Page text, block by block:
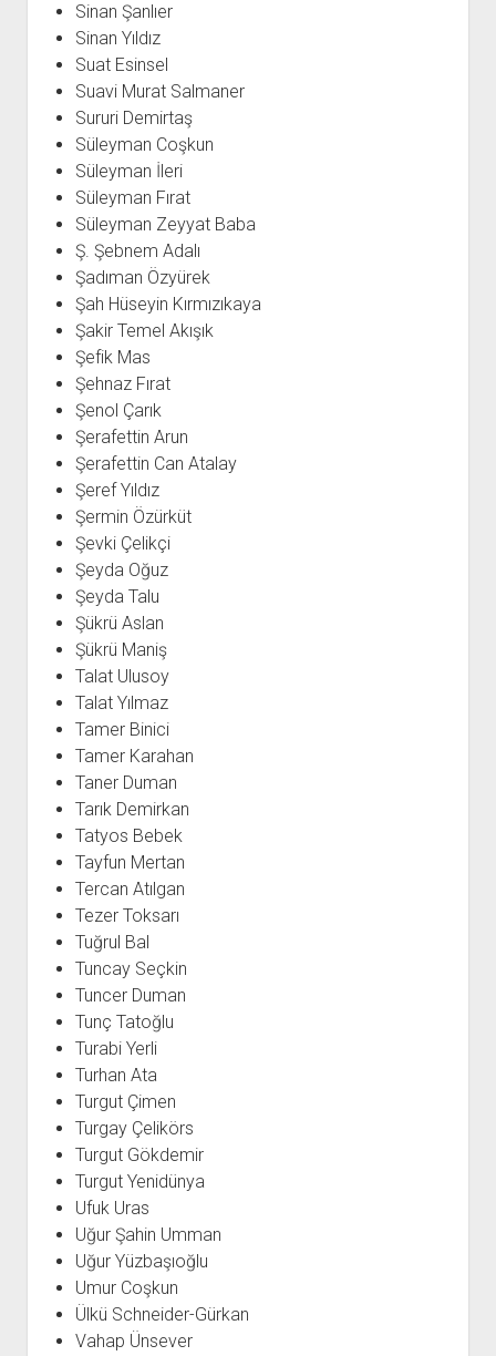
Sinan Şanlıer
Sinan Yıldız
Suat Esinsel
Suavi Murat Salmaner
Sururi Demirtaş
Süleyman Coşkun
Süleyman İleri
Süleyman Fırat
Süleyman Zeyyat Baba
Ş. Şebnem Adalı
Şadıman Özyürek
Şah Hüseyin Kırmızıkaya
Şakir Temel Akışık
Şefik Mas
Şehnaz Fırat
Şenol Çarık
Şerafettin Arun
Şerafettin Can Atalay
Şeref Yıldız
Şermin Özürküt
Şevki Çelikçi
Şeyda Oğuz
Şeyda Talu
Şükrü Aslan
Şükrü Maniş
Talat Ulusoy
Talat Yılmaz
Tamer Binici
Tamer Karahan
Taner Duman
Tarık Demirkan
Tatyos Bebek
Tayfun Mertan
Tercan Atılgan
Tezer Toksarı
Tuğrul Bal
Tuncay Seçkin
Tuncer Duman
Tunç Tatoğlu
Turabi Yerli
Turhan Ata
Turgut Çimen
Turgay Çelikörs
Turgut Gökdemir
Turgut Yenidünya
Ufuk Uras
Uğur Şahin Umman
Uğur Yüzbaşıoğlu
Umur Coşkun
Ülkü Schneider-Gürkan
Vahap Ünsever